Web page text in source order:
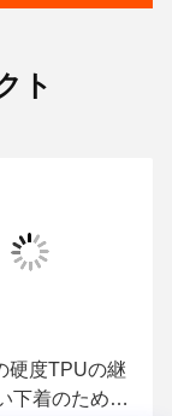
ト
硬度TPUの継
下着のための